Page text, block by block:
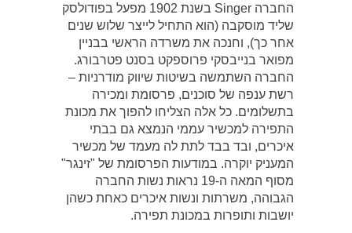
החברה Singer בשנת 1902 מפעל בפודולסק
שליד מוסקבה (הוא התחיל לייצר שלוש שנים
אחר כך), וחנכה את משרדה הראשי בבניין
מפואר בנייבסקי פרוספקט בסנט פטרבורג.
החברה השתמשה בשיטות שיווק מודרניות –
רשת ענפה של סוכנים, פרסומת ומכירה
בתשלומים. כל אלה הצליחו להפוך את מכונת
התפירה למכשיר עממי הנמצא גם בבתי
איכרים, ובד בבד לתת לה מעמד של מכשיר
המעניק יוקרה. במודעות הפרסומת של "זינגר"
מסוף המאה ה-19 נראות נשות החברה
הגבוהה, משרתות ונשות איכרים כאחת כשהן
יושבות ותופרות במכונת תפירה.